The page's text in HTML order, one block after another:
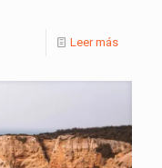
Leer más